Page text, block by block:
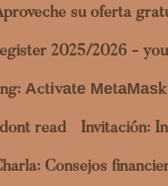
su oferta
2025/2026 -
Аctіvаtе
dont read Invitación:
Consejos